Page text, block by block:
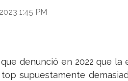
1:45 PM
que denunció en 2022 que la
supuestamente